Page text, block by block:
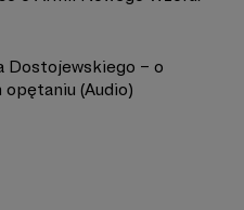
Dostojewskiego – o
(Audio)